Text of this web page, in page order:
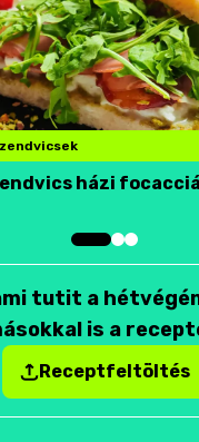
házi
tutit a
is a
Receptfeltöltés